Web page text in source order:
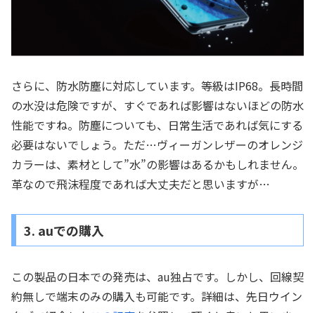
さらに、防水防塵に対応しています。等級はIP68。長時間
の水没は危険ですが、すぐであれば影響はないほどの防水
性能ですね。防塵についても、日常生活であれば気にする
必要はないでしょう。ただ…ヴィーガンレザーのオレンジ
カラーは、素材として”水”の影響はあるかもしれません。
革なので飛沫程度であれば大丈夫だと思いますが…
3. auでの購入
この製品の日本での発売は、au独占です。しかし、回線契
約無しで端末のみの購入も可能です。詳細は、先日ウイン